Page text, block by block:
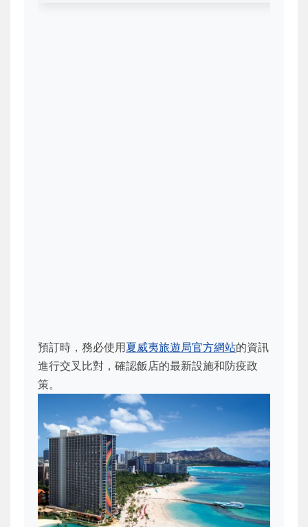
預訂時，務必使用夏威夷旅遊局官方網站的資訊
進行交叉比對，確認飯店的最新設施和防疫政
策。